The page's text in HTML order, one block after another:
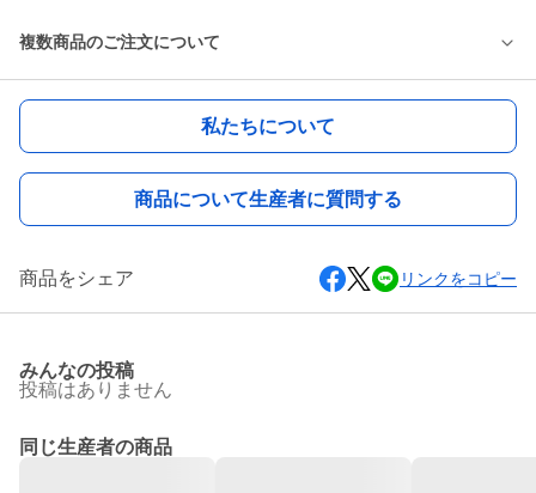
複数商品のご注文について
私たちについて
商品について生産者に質問する
商品をシェア リンクをコピー
みんなの投稿
投稿はありません
同じ生産者の商品